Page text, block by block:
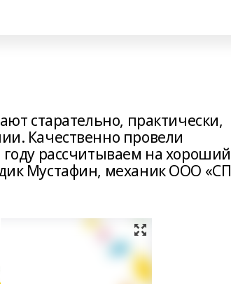
старательно, практически,
Качественно провели
году рассчитываем на хороший
Мустафин, механик ООО «СП